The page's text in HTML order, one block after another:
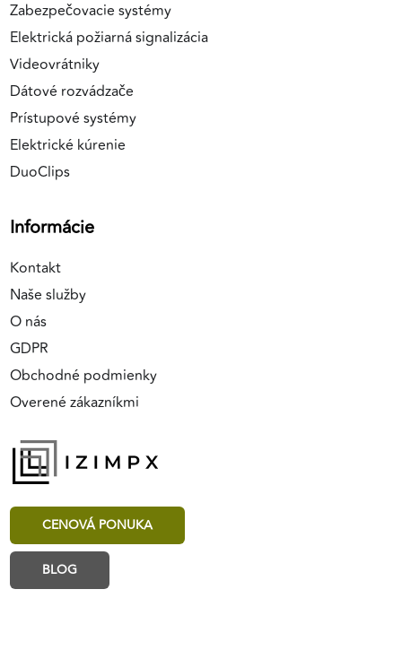
Zabezpečovacie systémy
Elektrická požiarná signalizácia
Videovrátniky
Dátové rozvádzače
Prístupové systémy
Elektrické kúrenie
DuoClips
Informácie
Kontakt
Naše služby
O nás
GDPR
Obchodné podmienky
Overené zákazníkmi
CENOVÁ PONUKA
BLOG